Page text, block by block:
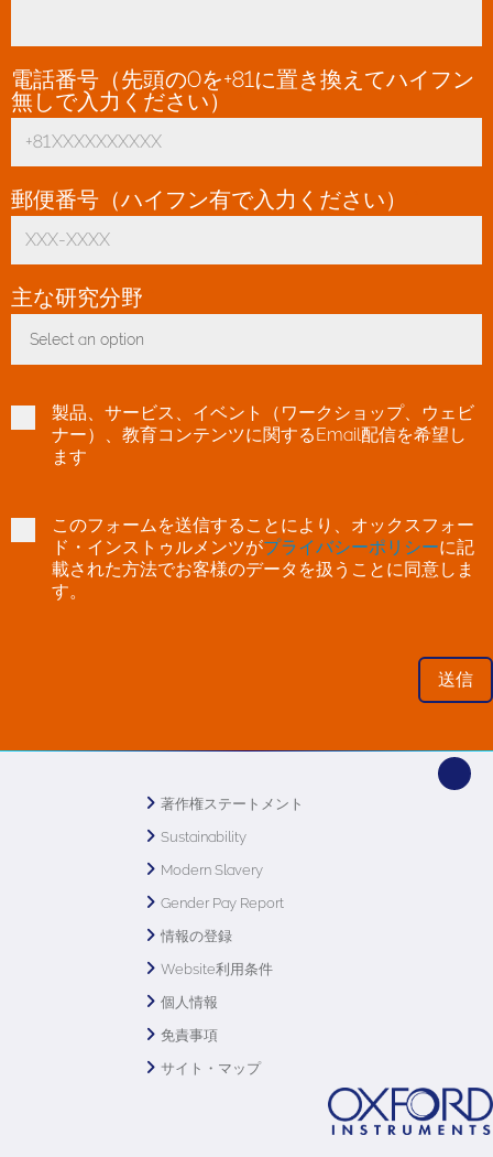
電話番号（先頭の0を+81に置き換えてハイフン
無しで入力ください）
郵便番号（ハイフン有で入力ください）
主な研究分野
Select an option
製品、サービス、イベント（ワークショップ、ウェビ
ナー）、教育コンテンツに関するEmail配信を希望し
ます
このフォームを送信することにより、オックスフォー
ド・インストゥルメンツがプライバシーポリシーに記
載された方法でお客様のデータを扱うことに同意しま
す。
著作権ステートメント
Sustainability
Modern Slavery
Gender Pay Report
情報の登録
Website利用条件
個人情報
免責事項
サイト・マップ